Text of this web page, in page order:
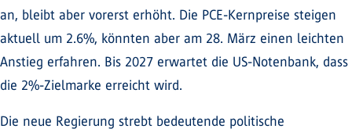
an, bleibt aber vorerst erhöht. Die PCE-Kernpreise steigen
aktuell um 2.6%, könnten aber am 28. März einen leichten
Anstieg erfahren. Bis 2027 erwartet die US-Notenbank, dass
die 2%-Zielmarke erreicht wird.
Die neue Regierung strebt bedeutende politische